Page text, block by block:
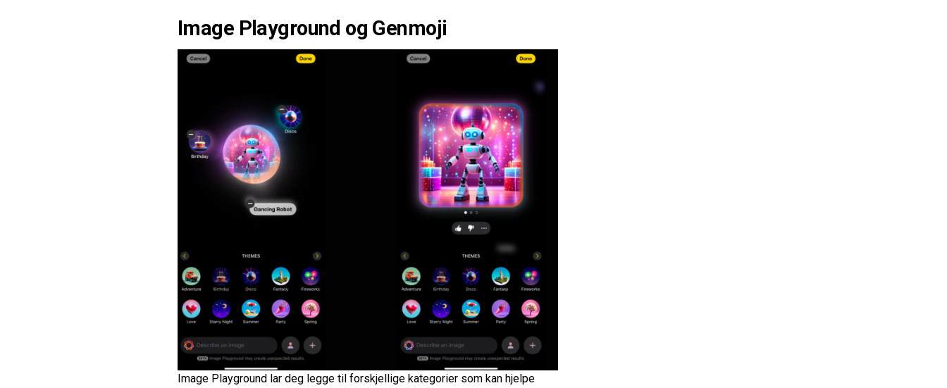
Image Playground og Genmoji
Image Playground lar deg legge til forskjellige kategorier som kan hjelpe